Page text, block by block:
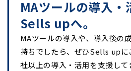
MAツールの導入・
Sells upへ。
MAツールの導入や、導入後の
持ちでしたら、ぜひSells upに
社以上の導入・活用を支援し